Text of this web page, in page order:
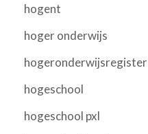
hogent
hoger onderwijs
hogeronderwijsregister
hogeschool
hogeschool pxl